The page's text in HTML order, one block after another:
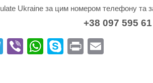
Ukraine за цим номером телефону та
+38 097 595
Te Vi
W
S
Pr